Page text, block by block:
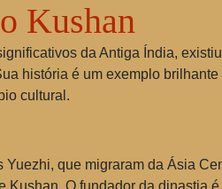
Kushan
da Antiga Índia,
história é um exemplo
cultural.
que migraram da Ásia
Kushan. O fundador da